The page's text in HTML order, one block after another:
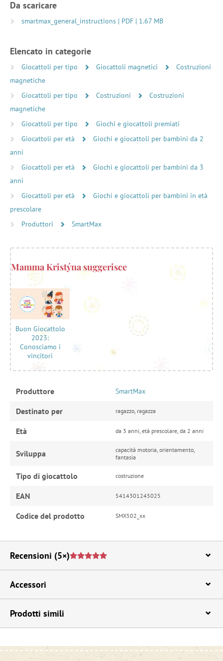
Da scaricare
smartmax_general_instructions | PDF | 1.67 MB
Elencato in categorie
Giocattoli per tipo Giocattoli magnetici
Costruzioni
magnetiche
Giocattoli per tipo
Costruzioni
Costruzioni
magnetiche
Giocattoli per tipo
Giochi e giocattoli premiati
Giocattoli per età
Giochi e giocattoli per bambini da 2
anni
Giocattoli per età
Giochi e giocattoli per bambini da 3
anni
Giocattoli per età
Giochi e giocattoli per bambini in età
prescolare
Produttori
SmartMax
Mamma Kristýna suggerisce
Buon Giocattolo
2023:
Conosciamo i
vincitori
Produttore SmartMax
Destinato per ragazzo, ragazza
Età da 3 anni, età prescolare, da 2 anni
Sviluppa
capacità motoria, orientamento,
fantasia
Tipo di giocattolo costruzione
EAN 5414301245025
Codice del prodotto SMX502_xx
Recensioni (5×)
Accessori
Prodotti simili